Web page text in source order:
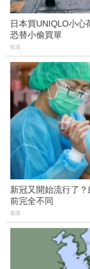
日本買UNIQLO小
恐替小偷買單
生活
新冠又開始流行了
前完全不同
生活